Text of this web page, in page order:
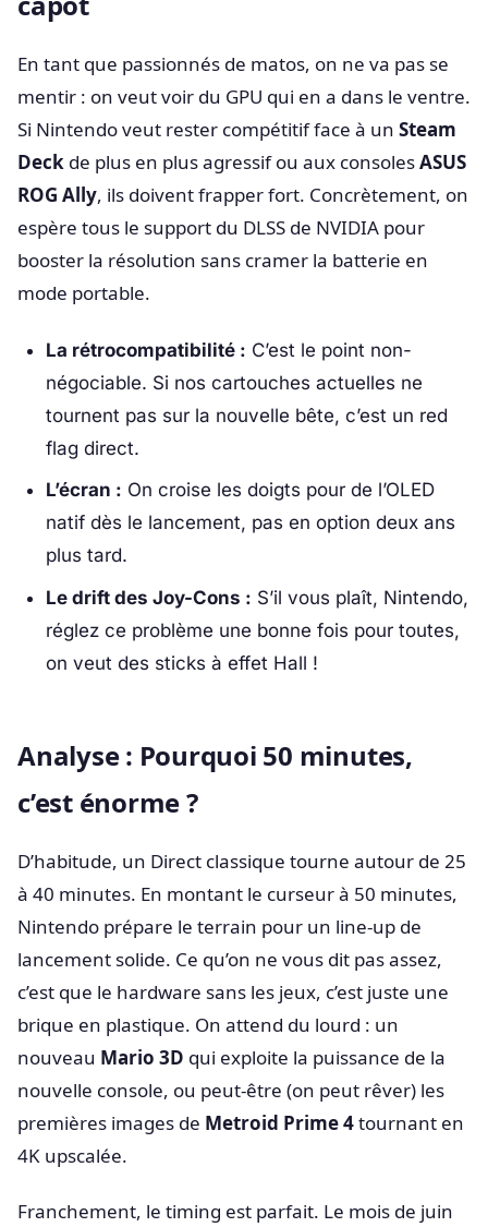
En tant que passionnés de matos, on ne va pas se
mentir : on veut voir du GPU qui en a dans le ventre.
Si Nintendo veut rester compétitif face à un Steam
Deck de plus en plus agressif ou aux consolesASUS
ROG Ally, ils doivent frapper fort. Concrètement, on
espère tous le support du DLSS de NVIDIA pour
booster la résolution sans cramer la batterie en
mode portable.
La rétrocompatibilité : C’est le point non-
négociable. Si nos cartouches actuelles ne
tournent pas sur la nouvelle bête, c’est un red
flag direct.
L’écran : On croise les doigts pour de l’OLED
natif dès le lancement, pas en option deux ans
plus tard.
Le drift des Joy-Cons : S’il vous plaît, Nintendo,
réglez ce problème une bonne fois pour toutes,
on veut des sticks à effet Hall !
Analyse : Pourquoi 50 minutes,
c’est énorme ?
D’habitude, un Direct classique tourne autour de 25
à 40 minutes. En montant le curseur à 50 minutes,
Nintendo prépare le terrain pour un line-up de
lancement solide. Ce qu’on ne vous dit pas assez,
c’est que le hardware sans les jeux, c’est juste une
brique en plastique. On attend du lourd : un
nouveau Mario 3D qui exploite la puissance de la
nouvelle console, ou peut-être (on peut rêver) les
premières images de Metroid Prime 4tournant en
4K upscalée.
Franchement, le timing est parfait. Le mois de juin